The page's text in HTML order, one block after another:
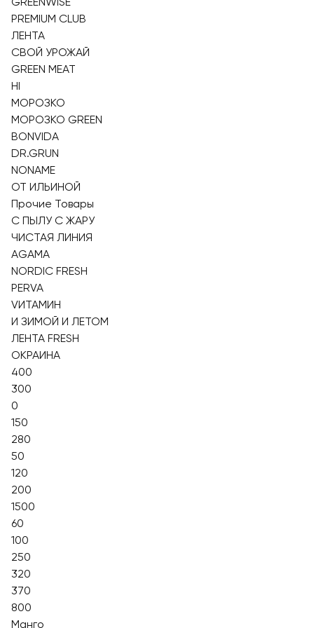
PREMIUM CLUB
ЛЕНТА
СВОЙ УРОЖАЙ
GREEN MEAT
HI
МОРОЗКО
МОРОЗКО GREEN
BONVIDA
DR.GRUN
NONAME
ОТ ИЛЬИНОЙ
Прочие Товары
С ПЫЛУ С ЖАРУ
ЧИСТАЯ ЛИНИЯ
AGAMA
NORDIC FRESH
PERVA
VИТАМИН
И ЗИМОЙ И ЛЕТОМ
ЛЕНТА FRESH
ОКРАИНА
400
300
0
150
280
50
120
200
1500
60
100
250
320
370
800
Манго